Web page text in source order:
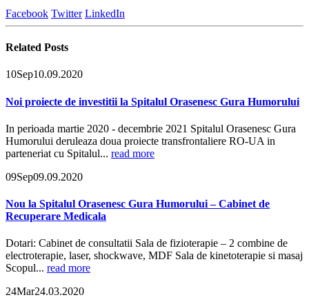
Facebook Twitter LinkedIn
Related Posts
10Sep10.09.2020
Noi proiecte de investitii la Spitalul Orasenesc Gura Humorului
In perioada martie 2020 - decembrie 2021 Spitalul Orasenesc Gura
Humorului deruleaza doua proiecte transfrontaliere RO-UA in
parteneriat cu Spitalul... read more
09Sep09.09.2020
Nou la Spitalul Orasenesc Gura Humorului – Cabinet de
Recuperare Medicala
Dotari: Cabinet de consultatii Sala de fizioterapie – 2 combine de
electroterapie, laser, shockwave, MDF Sala de kinetoterapie si masaj
Scopul... read more
24Mar24.03.2020